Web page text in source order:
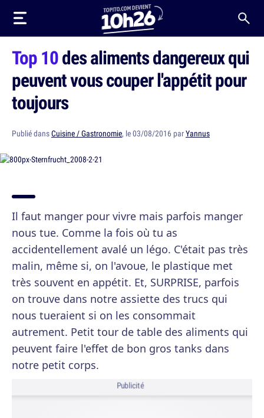
Top 10des aliments dangereux qui
peuvent vous couper l'appétit pour
toujours
Publié dansCuisine / Gastronomie, le 03/08/2016 parYannus
Il faut manger pour vivre mais parfois manger
nous tue. Comme la fois où tu as
accidentellement avalé un légo. C'était pas très
malin, même si, on l'avoue, le plastique met
très souvent en appétit. Et, SURPRISE, parfois
on trouve dans notre assiette des trucs qui
nous tueraient si on les consommait
autrement. Petit tour de table des aliments qui
peuvent faire l'effet de bon gros tanks dans
notre petit corps.
Publicité